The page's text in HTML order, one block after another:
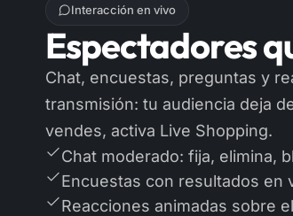
Interacción en vivo
Espectadores
Chat, encuestas, preguntas y
transmisión: tu audiencia deja
vendes, activa Live Shopping.
Chat moderado: fija, elimina,
Encuestas con resultados en
Reacciones animadas sobre